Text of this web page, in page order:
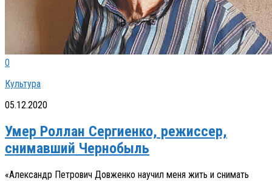
0
Культура
05.12.2020
Умер Роллан Сергиенко, режиссер,
снимавший Чернобыль
«Александр Петрович Довженко научил меня жить и снимать